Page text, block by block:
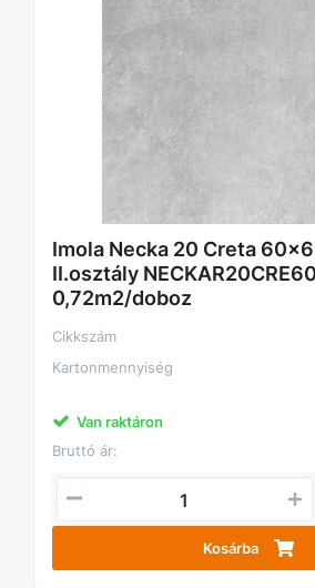
Imola Necka 20 Creta
II.osztály NECKAR20CRE60
0,72m2/doboz
Cikkszám
Kartonmennyiség
Van raktáron
Bruttó ár:
Kosárba